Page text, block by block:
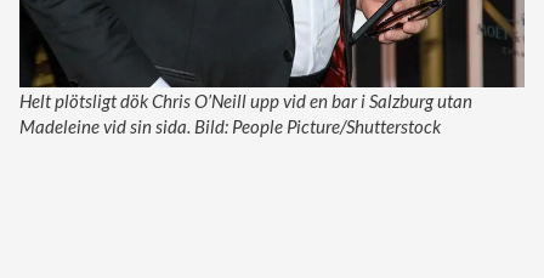
Helt plötsligt dök Chris O’Neill upp vid en bar i Salzburg utan
Madeleine vid sin sida. Bild: People Picture/Shutterstock